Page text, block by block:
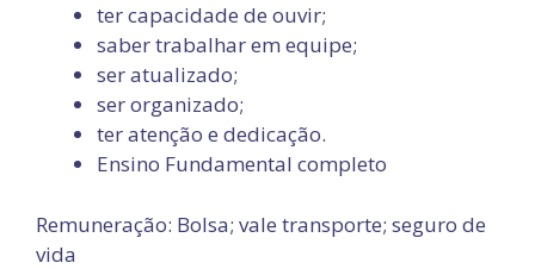
ter capacidade de ouvir;
saber trabalhar em equipe;
ser atualizado;
ser organizado;
ter atenção e dedicação.
Ensino Fundamental completo
Remuneração: Bolsa; vale transporte; seguro de
vida